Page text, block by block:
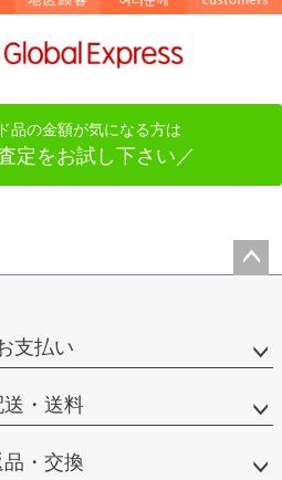
品の金額が気になる方は
定をお試し下さい／
支払い
送・送料
品・交換